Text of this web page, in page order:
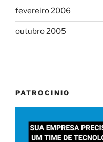
fevereiro 2006
outubro 2005
PATROCINIO